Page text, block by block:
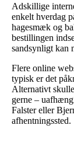
Adskillige
enkelt hverdag
hagesmæk og
bestillingen
sandsynligt kan
Flere online
typisk er det
Alternativt
gerne –
Falster eller
afhentningssted.